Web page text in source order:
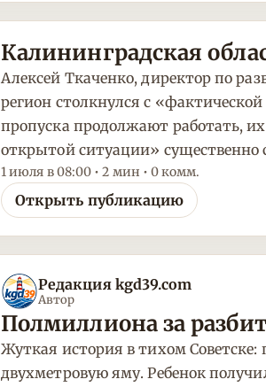
Калининградская
Алексей Ткаченко, директор по
регион столкнулся с
пропуска продолжают работать,
открытой ситуации» существенно
1 июля в 08:00 • 2 мин • 0 комм.
Открыть публикацию
Редакция kgd39.com
Автор
Полмиллиона за
Жуткая история в тихом
двухметровую яму. Ребенок